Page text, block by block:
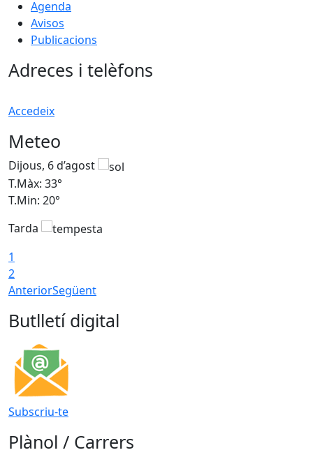
Agenda
Avisos
Publicacions
Adreces i telèfons
Accedeix
Meteo
Dijous, 6 d’agost
T.Màx: 33°
T.Min: 20°
Tarda
1
2
AnteriorSegüent
Butlletí digital
Subscriu-te
Plànol / Carrers